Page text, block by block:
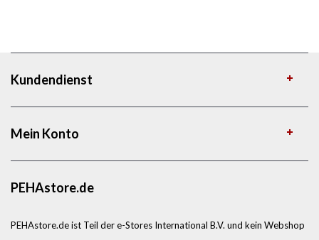
Kundendienst
Mein Konto
PEHAstore.de
PEHAstore.de ist Teil der e-Stores International B.V. und kein Webshop